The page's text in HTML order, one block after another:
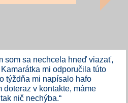
som sa nechcela hneď viazať,
mi odporučila túto
týždňa mi napísalo hafo
doteraz v kontakte, máme
nič nechýba.“